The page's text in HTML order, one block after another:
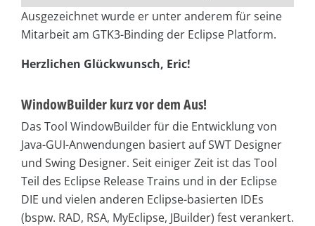
Ausgezeichnet wurde er unter anderem für seine
Mitarbeit am GTK3-Binding der Eclipse Platform.
Herzlichen Glückwunsch, Eric!
WindowBuilder kurz vor dem Aus!
Das Tool WindowBuilder für die Entwicklung von
Java-GUI-Anwendungen basiert auf SWT Designer
und Swing Designer. Seit einiger Zeit ist das Tool
Teil des Eclipse Release Trains und in der Eclipse
DIE und vielen anderen Eclipse-basierten IDEs
(bspw. RAD, RSA, MyEclipse, JBuilder) fest verankert.